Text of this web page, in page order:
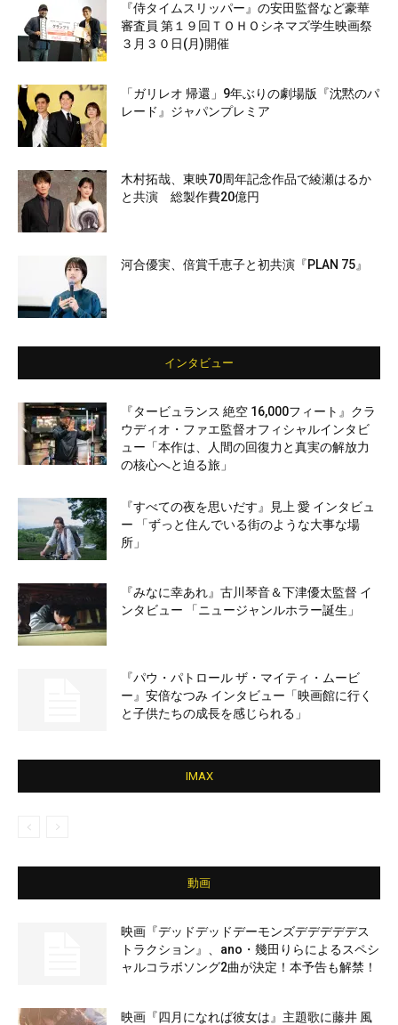
『侍タイムスリッパー』の安田監督など豪華
審査員 第１９回ＴＯＨＯシネマズ学生映画祭
３月３０日(月)開催
「ガリレオ 帰還」9年ぶりの劇場版『沈黙のパ
レード』ジャパンプレミア
木村拓哉、東映70周年記念作品で綾瀬はるか
と共演 総製作費20億円
河合優実、倍賞千恵子と初共演『PLAN 75』
インタビュー
『タービュランス 絶空 16,000フィート』クラ
ウディオ・ファエ監督オフィシャルインタビ
ュー「本作は、人間の回復力と真実の解放力
の核心へと迫る旅」
『すべての夜を思いだす』見上 愛 インタビュ
ー 「ずっと住んでいる街のような大事な場
所」
『みなに幸あれ』古川琴音＆下津優太監督 イ
ンタビュー 「ニュージャンルホラー誕生」
『パウ・パトロール ザ・マイティ・ムービ
ー』安倍なつみ インタビュー「映画館に行く
と子供たちの成長を感じられる」
IMAX
動画
映画『デッドデッドデーモンズデデデデデス
トラクション』、ano・幾田りらによるスペシ
ャルコラボソング2曲が決定！本予告も解禁！
映画『四月になれば彼女は』主題歌に藤井 風